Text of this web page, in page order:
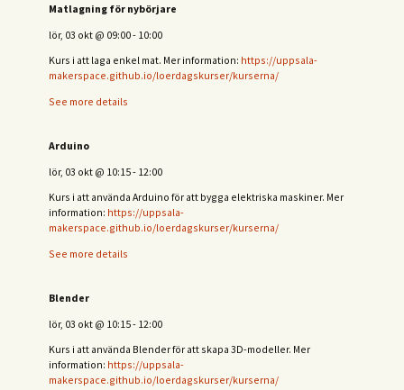
Matlagning för nybörjare
lör, 03 okt @ 09:00- 10:00
Kurs i att laga enkel mat. Mer information: https://uppsala-
makerspace.github.io/loerdagskurser/kurserna/
See more details
Arduino
lör, 03 okt @ 10:15- 12:00
Kurs i att använda Arduino för att bygga elektriska maskiner. Mer
information: https://uppsala-
makerspace.github.io/loerdagskurser/kurserna/
See more details
Blender
lör, 03 okt @ 10:15- 12:00
Kurs i att använda Blender för att skapa 3D-modeller. Mer
information: https://uppsala-
makerspace.github.io/loerdagskurser/kurserna/